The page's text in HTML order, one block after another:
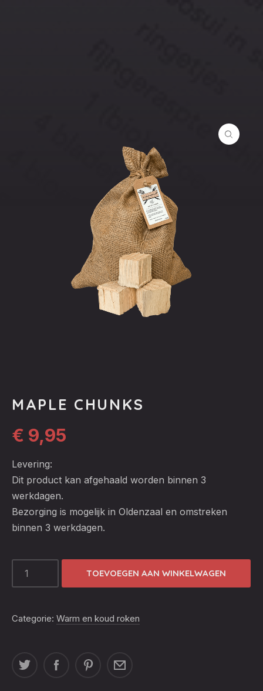
MAPLE CHUNKS
€ 9,95
Levering:
Dit product kan afgehaald worden binnen 3
werkdagen.
Bezorging is mogelijk in Oldenzaal en omstreken
binnen 3 werkdagen.
TOEVOEGEN AAN WINKELWAGEN
Categorie: Warm en koud roken